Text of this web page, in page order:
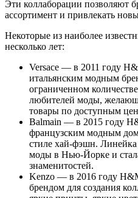
Эти коллаборации позволяют
ассортимент и привлекать
Некоторые из наиболее
несколько лет:
Versace — в 2011 году
итальянским модным
ограниченном
любителей моды,
товары по доступным
Balmain — в 2015 году
французским модным
стиле хай-фэшн. Линейка
моды в Нью-Йорке и
знаменитостей.
Kenzo — в 2016 году
брендом для создания